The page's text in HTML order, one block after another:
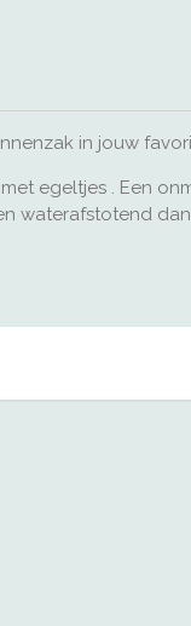
in jouw
egeltjes . Een
waterafstotend